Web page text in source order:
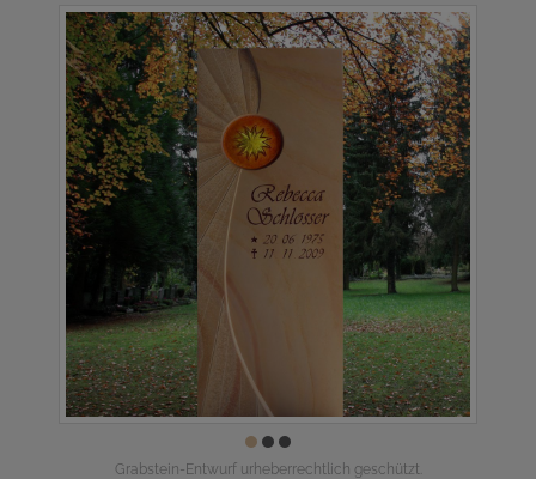
Grabstein-Entwurf urheberrechtlich geschützt.